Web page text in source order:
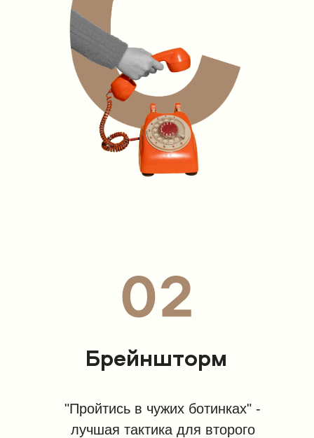
Брейншторм
"Пройтись в чужих ботинках" -
лучшая тактика для второго